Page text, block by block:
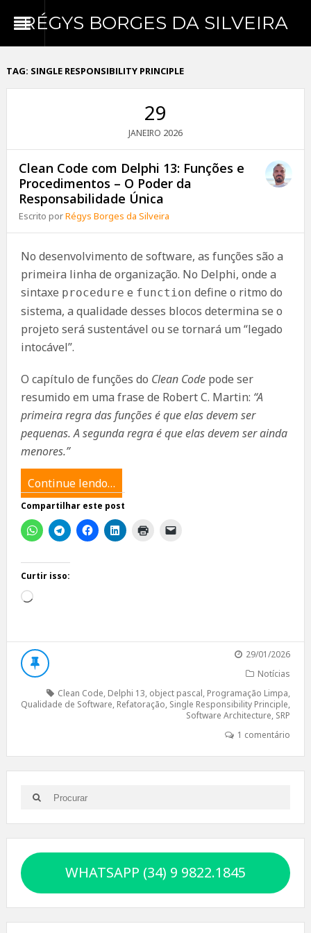
RÉGYS BORGES DA SILVEIRA
TAG: SINGLE RESPONSIBILITY PRINCIPLE
29
JANEIRO 2026
Clean Code com Delphi 13: Funções e
Procedimentos – O Poder da
Responsabilidade Única
Escrito porRégys Borges da Silveira
No desenvolvimento de software, as funções são a
primeira linha de organização. No Delphi, onde a
sintaxe procedure e function define o ritmo do
sistema, a qualidade desses blocos determina se o
projeto será sustentável ou se tornará um “legado
intocável”.
O capítulo de funções do Clean Codepode ser
resumido em uma frase de Robert C. Martin: “A
primeira regra das funções é que elas devem ser
pequenas. A segunda regra é que elas devem ser ainda
menores.”
Continue lendo…
Compartilhar este post
Curtir isso:
Carregando...
29/01/2026
Notícias
Clean Code, Delphi 13, object pascal, Programação Limpa,
Qualidade de Software, Refatoração, Single Responsibility Principle,
Software Architecture, SRP
1 comentário
Search
for:
Search
WHATSAPP (34) 9 9822.1845